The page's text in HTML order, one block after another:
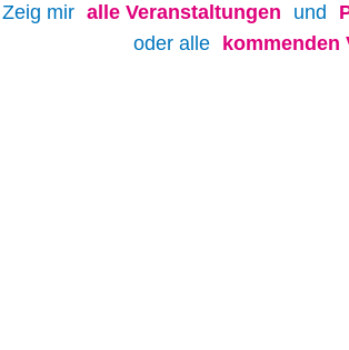
Zeig mir alle Veranstaltungen und
oder alle
kommenden